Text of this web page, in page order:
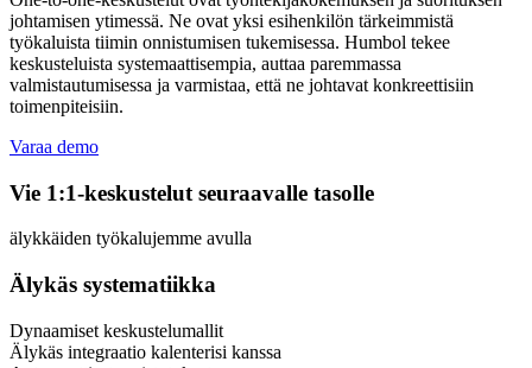
johtamisen ytimessä. Ne ovat yksi esihenkilön tärkeimmistä
työkaluista tiimin onnistumisen tukemisessa. Humbol tekee
keskusteluista systemaattisempia, auttaa paremmassa
valmistautumisessa ja varmistaa, että ne johtavat konkreettisiin
toimenpiteisiin.
Varaa demo
Vie 1:1-keskustelut seuraavalle tasolle
älykkäiden työkalujemme avulla
Älykäs systematiikka
Dynaamiset keskustelumallit
Älykäs integraatio kalenterisi kanssa